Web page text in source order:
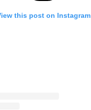
this post on Instagram